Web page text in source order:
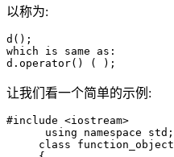
以称为:
d();
which is same as:
d. operator() ( );
让我们看一个简单的示例:
#include <iostream>
      using namespace std;
class function_object